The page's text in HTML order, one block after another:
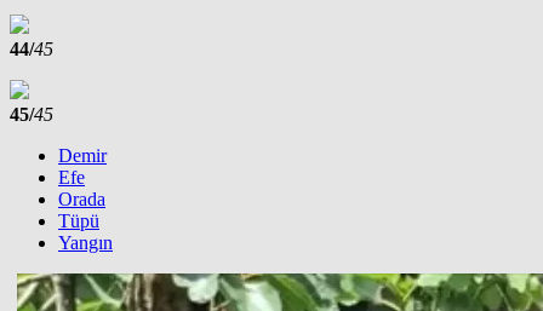
44/45
45/45
Demir
Efe
Orada
Tüpü
Yangın